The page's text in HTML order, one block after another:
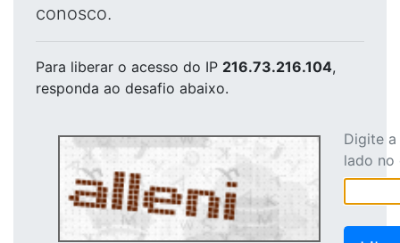
conosco.
Para liberar o acesso do IP 216.73.216.104,
responda ao desafio abaixo.
Digite
lado no